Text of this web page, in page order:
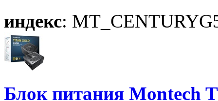
индекс:
Блок питания Montech